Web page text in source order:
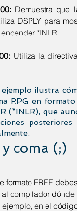
Demuestra que
DSPLY para
*INLR.
Utiliza la
ejemplo ilustra
RPG en
(*INLR), que
coma (;)
formato FREE
compilador
ejemplo, en el